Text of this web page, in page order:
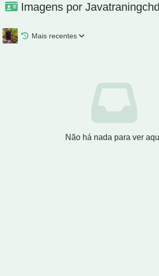
Imagens por Javatraningchd
Mais recentes
Não há nada para ver